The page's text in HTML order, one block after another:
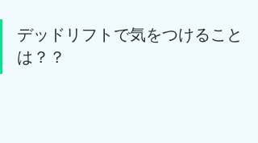
デッドリフトで気をつけること
は？？